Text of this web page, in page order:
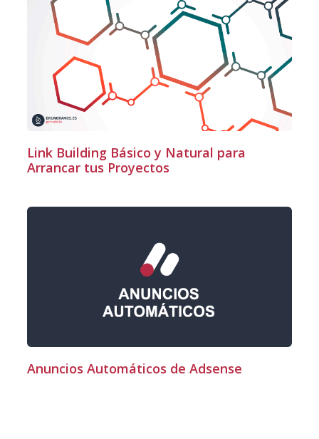
Link Building Básico y Natural para
Arrancar tus Proyectos
Anuncios Automáticos de Adsense